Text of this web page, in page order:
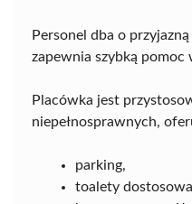
Personel dba o
zapewnia szybką pomoc
Placówka jest
niepełnosprawnych,
parking,
toalety